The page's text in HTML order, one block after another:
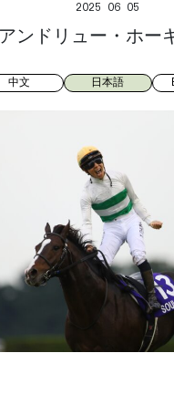
2025 06 05
アンドリュー・ホー
中文 日本語